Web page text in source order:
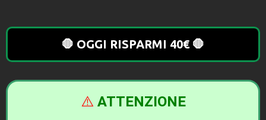
🛑 OGGI RISPARMI 40€ 🛑
⚠️ ATTENZIONE